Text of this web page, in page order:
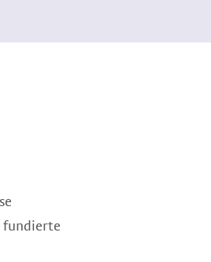
fundierte